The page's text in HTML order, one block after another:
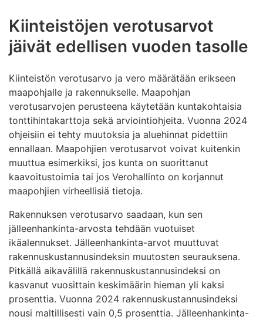
Kiinteistöjen verotusarvot
jäivät edellisen vuoden tasolle
Kiinteistön verotusarvo ja vero määrätään erikseen
maapohjalle ja rakennukselle. Maapohjan
verotusarvojen perusteena käytetään kuntakohtaisia
tonttihintakarttoja sekä arviointiohjeita. Vuonna 2024
ohjeisiin ei tehty muutoksia ja aluehinnat pidettiin
ennallaan. Maapohjien verotusarvot voivat kuitenkin
muuttua esimerkiksi, jos kunta on suorittanut
kaavoitustoimia tai jos Verohallinto on korjannut
maapohjien virheellisiä tietoja.
Rakennuksen verotusarvo saadaan, kun sen
jälleenhankinta-arvosta tehdään vuotuiset
ikäalennukset. Jälleenhankinta-arvot muuttuvat
rakennuskustannusindeksin muutosten seurauksena.
Pitkällä aikavälillä rakennuskustannusindeksi on
kasvanut vuosittain keskimäärin hieman yli kaksi
prosenttia. Vuonna 2024 rakennuskustannusindeksi
nousi maltillisesti vain 0,5 prosenttia. Jälleenhankinta-